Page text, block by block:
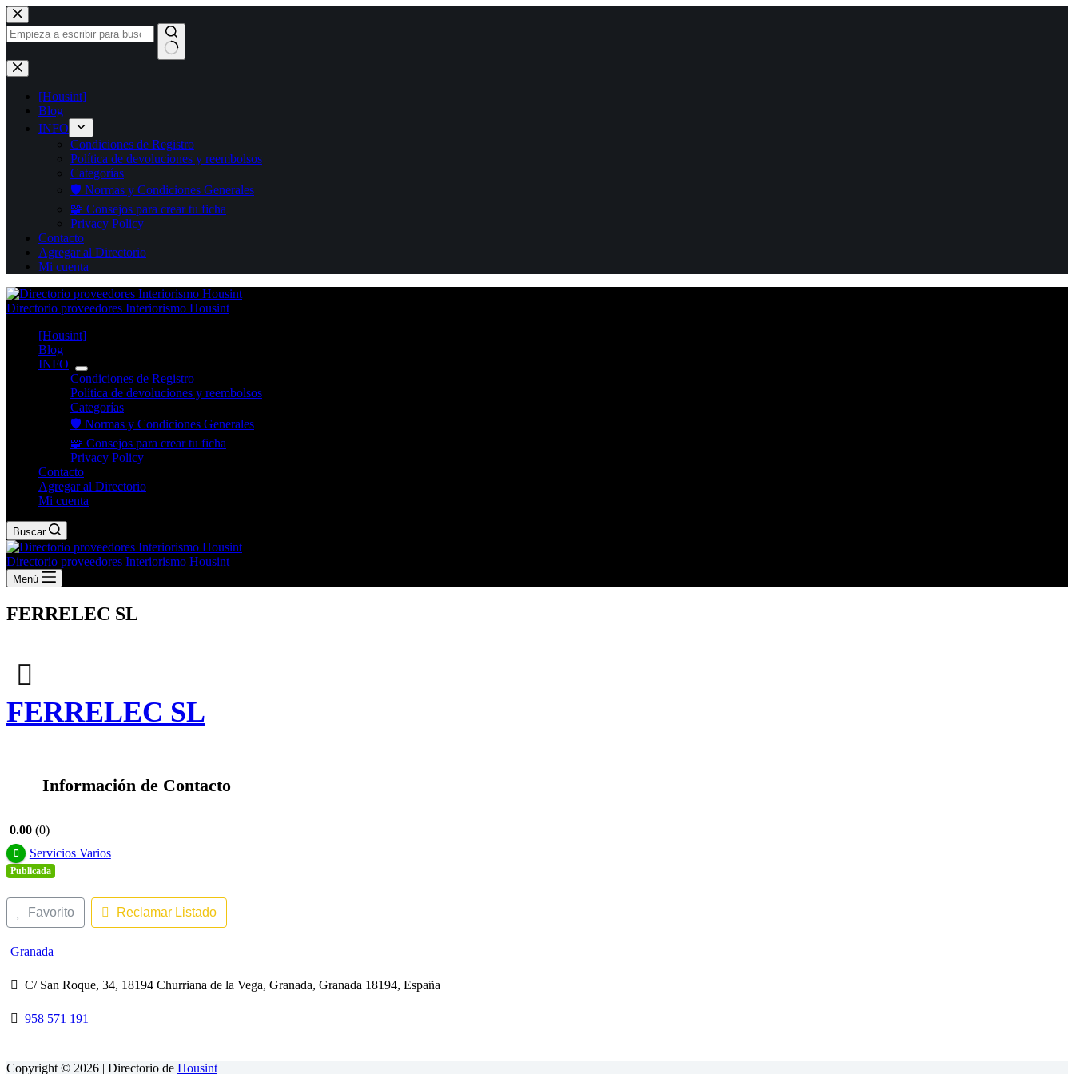
Saltar
al
contenido
Sin
resultados
[Housint]
Blog
INFO
Condiciones de Registro
Política de devoluciones y reembolsos
Categorías
🛡️ Normas y Condiciones Generales
🧩 Consejos para crear tu ficha
Privacy Policy
Contacto
Agregar al Directorio
Mi cuenta
Directorio proveedores Interiorismo Housint
[Housint]
Blog
INFO
Condiciones de Registro
Política de devoluciones y reembolsos
Categorías
🛡️ Normas y Condiciones Generales
🧩 Consejos para crear tu ficha
Privacy Policy
Contacto
Agregar al Directorio
Mi cuenta
Buscar
Directorio proveedores Interiorismo Housint
Menú
FERRELEC SL
FERRELEC SL
Información de Contacto
0.00 0
Servicios Varios
Publicada
Favorito Reclamar Listado
Granada
C/ San Roque, 34, 18194 Churriana de la Vega, Granada, Granada 18194, España
958 571 191
Copyright © 2026 | Directorio de Housint